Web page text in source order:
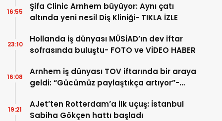
Şifa Clinic Arnhem büyüyor: Aynı çatı
altında yeni nesil Diş Kliniği- TIKLA İZLE
16:55
Hollanda iş dünyası MÜSİAD’ın dev iftar
sofrasında buluştu- FOTO ve VİDEO HABER
23:10
Arnhem iş dünyası TOV iftarında bir araya
geldi: “Gücümüz paylaştıkça artıyor”-
16:08
AJet’ten Rotterdam’a ilk uçuş: İstanbul
Sabiha Gökçen hattı başladı
19:21